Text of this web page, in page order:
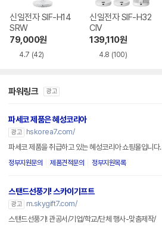
신일전자 SIF-H14
SRW
79,000원
4.7 (42)
신일전자 SIF-H32
CIV
139,110원
4.8 (100)
파워링크 광고
파세코 제품은 혜성코리아
광고
hskorea7.com/
파세코 제품을 취급하고 있는 혜성코리아 쇼핑몰입니다.
정부지원문의 제품견적문의 정부지원목록
스탠드선풍기! 스카이기프트
광고
m.skygift7.com/
스탠드선풍기! 관공서/기업/학교/단체 행사-맞춤제작/